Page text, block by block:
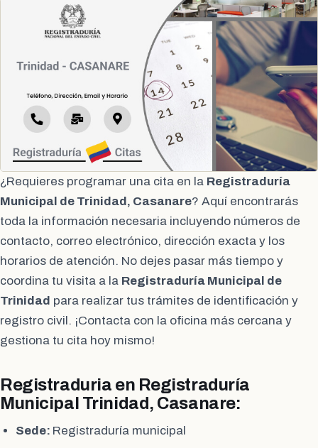
¿Requieres programar una cita en la Registraduría
Municipal de Trinidad, Casanare? Aquí encontrarás
toda la información necesaria incluyendo números de
contacto, correo electrónico, dirección exacta y los
horarios de atención. No dejes pasar más tiempo y
coordina tu visita a la Registraduría Municipal de
Trinidad para realizar tus trámites de identificación y
registro civil. ¡Contacta con la oficina más cercana y
gestiona tu cita hoy mismo!
Registraduria en Registraduría
Municipal Trinidad, Casanare:
Sede: Registraduría municipal